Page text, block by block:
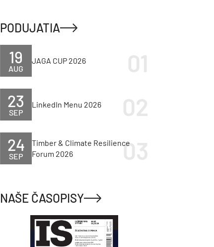
PODUJATIA
AUG
19 JAGA CUP 2026
SEP
23 LinkedIn Menu 2026
SEP
24
Timber & Climate Resilience
Forum 2026
NAŠE ČASOPISY